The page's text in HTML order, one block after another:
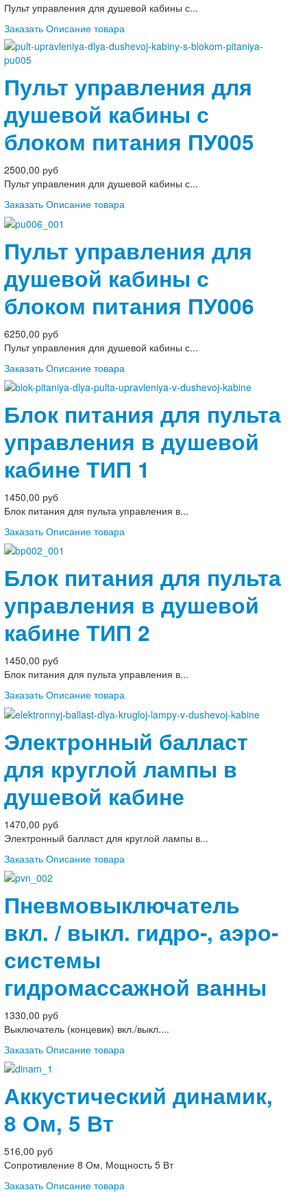
Пульт управления для душевой кабины с...
Заказать Описание товара
Пульт управления для
душевой кабины с
блоком питания ПУ005
2500,00 руб
Пульт управления для душевой кабины с...
Заказать Описание товара
Пульт управления для
душевой кабины с
блоком питания ПУ006
6250,00 руб
Пульт управления для душевой кабины с...
Заказать Описание товара
Блок питания для пульта
управления в душевой
кабине ТИП 1
1450,00 руб
Блок питания для пульта управления в...
Заказать Описание товара
Блок питания для пульта
управления в душевой
кабине ТИП 2
1450,00 руб
Блок питания для пульта управления в...
Заказать Описание товара
Электронный балласт
для круглой лампы в
душевой кабине
1470,00 руб
Электронный балласт для круглой лампы в...
Заказать Описание товара
Пневмовыключатель
вкл. / выкл. гидро-, аэро-
системы
гидромассажной ванны
1330,00 руб
Выключатель (концевик) вкл./выкл....
Заказать Описание товара
Аккустический динамик,
8 Ом, 5 Вт
516,00 руб
Сопротивление 8 Ом, Мощность 5 Вт
Заказать Описание товара